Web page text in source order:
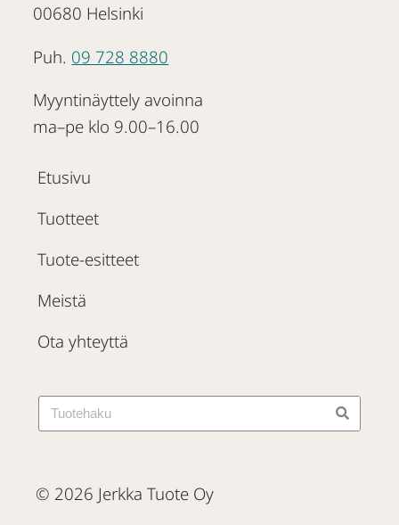
00680 Helsinki
Puh. 09 728 8880
Myyntinäyttely avoinna
ma–pe klo 9.00–16.00
Etusivu
Tuotteet
Tuote-esitteet
Meistä
Ota yhteyttä
© 2026 Jerkka Tuote Oy